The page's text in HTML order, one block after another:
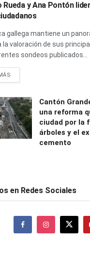
y Ana Pontón
gallega mantiene un
la valoración de sus
sondeos publicados...
Cantón
una reforma
ciudad por la
árboles y el
cemento
en Redes Sociales